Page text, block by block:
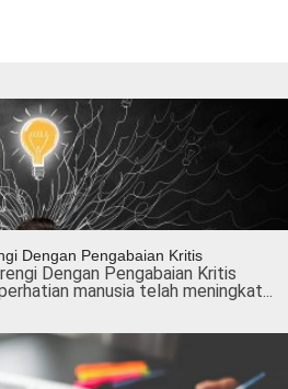
Dengan Pengabaian Kritis
Dengan Pengabaian Kritis
manusia telah meningkat...